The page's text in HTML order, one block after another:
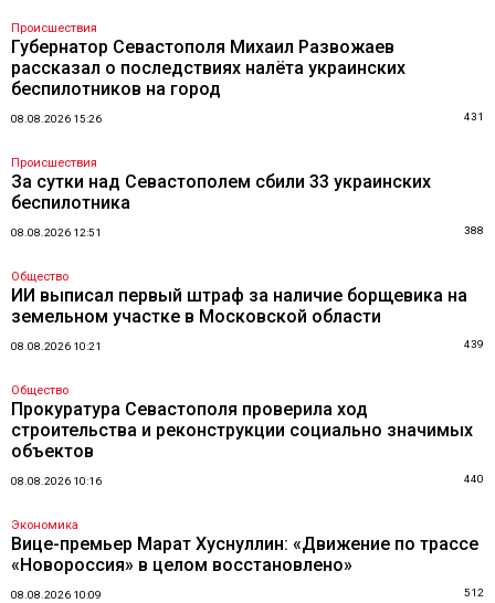
Происшествия
Губернатор Севастополя Михаил Развожаев
рассказал о последствиях налёта украинских
беспилотников на город
08.08.2026 15:26 431
Происшествия
За сутки над Севастополем сбили 33 украинских
беспилотника
08.08.2026 12:51 388
Общество
ИИ выписал первый штраф за наличие борщевика на
земельном участке в Московской области
08.08.2026 10:21 439
Общество
Прокуратура Севастополя проверила ход
строительства и реконструкции социально значимых
объектов
08.08.2026 10:16 440
Экономика
Вице-премьер Марат Хуснуллин: «Движение по трассе
«Новороссия» в целом восстановлено»
08.08.2026 10:09 512